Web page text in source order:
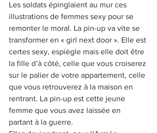
Les soldats épinglaient au mur ces
illustrations de femmes sexy pour se
remonter le moral. La pin-up va vite se
transformer en « girl next door ». Elle est
certes sexy, espiègle mais elle doit être
la fille d’à côté, celle que vous croiserez
sur le palier de votre appartement, celle
que vous retrouverez à la maison en
rentrant. La pin-up est cette jeune
femme que vous avez laissée en
partant à la guerre.